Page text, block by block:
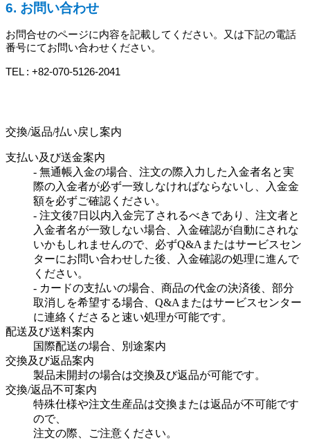
6. お問い合わせ
お問合せのページに内容を記載してください。又は下記の電話
番号にてお問い合わせください。
TEL : +82-070-5126-2041
交換/返品/払い戻し案内
支払い及び送金案内
- 無通帳入金の場合、注文の際入力した入金者名と実
際の入金者が必ず一致しなければならないし、入金金
額を必ずご確認ください。
- 注文後7日以内入金完了されるべきであり、注文者と
入金者名が一致しない場合、入金確認が自動にされな
いかもしれませんので、必ずQ&Aまたはサービスセン
ターにお問い合わせした後、入金確認の処理に進んで
ください。
- カードの支払いの場合、商品の代金の決済後、部分
取消しを希望する場合、Q&Aまたはサービスセンター
に連絡くださると速い処理が可能です。
配送及び送料案内
国際配送の場合、別途案内
交換及び返品案内
製品未開封の場合は交換及び返品が可能です。
交換/返品不可案内
特殊仕様や注文生産品は交換または返品が不可能です
ので、
注文の際、ご注意ください。